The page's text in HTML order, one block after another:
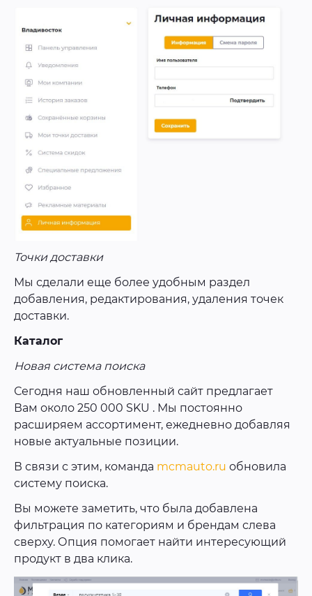
Точки доставки
Мы сделали еще более удобным раздел
добавления, редактирования, удаления точек
доставки.
Каталог
Новая система поиска
Сегодня наш обновленный сайт предлагает
Вам около 250 000 SKU . Мы постоянно
расширяем ассортимент, ежедневно добавляя
новые актуальные позиции.
В связи с этим, команда mcmauto.ru обновила
систему поиска.
Вы можете заметить, что была добавлена
фильтрация по категориям и брендам слева
сверху. Опция помогает найти интересующий
продукт в два клика.